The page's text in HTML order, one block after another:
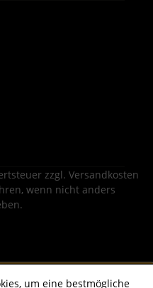
zzgl. Versandkosten
wenn nicht anders
um eine bestmögliche